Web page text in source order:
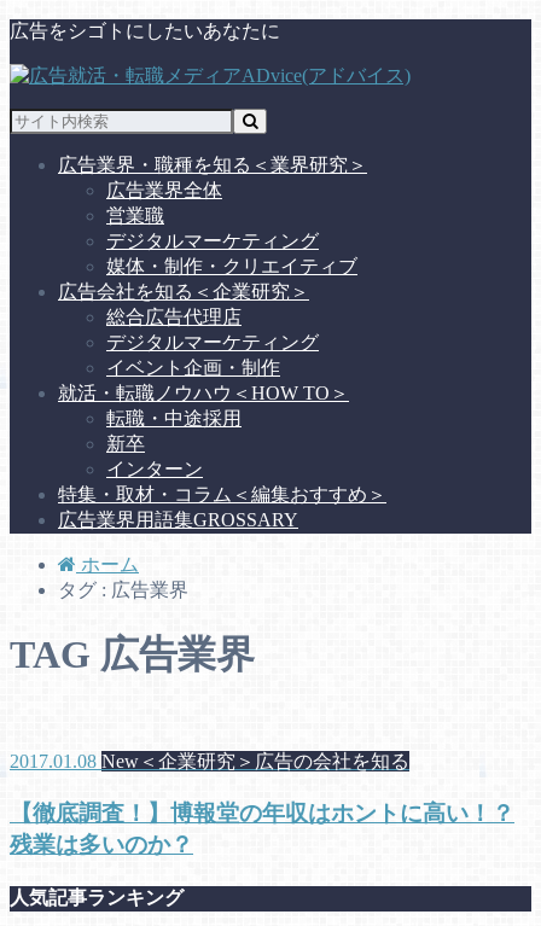
広告をシゴトにしたいあなたに
広告業界・職種を知る ＜業界研究＞
広告業界全体
営業職
デジタルマーケティング
媒体・制作・クリエイティブ
広告会社を知る ＜企業研究＞
総合広告代理店
デジタルマーケティング
イベント企画・制作
就活・転職ノウハウ ＜HOW TO＞
転職・中途採用
新卒
インターン
特集・取材・コラム ＜編集おすすめ＞
広告業界用語集GROSSARY
ホーム
タグ : 広告業界
TAG 広告業界
2017.01.08 New＜企業研究＞広告の会社を知る
【徹底調査！】博報堂の年収はホントに高い！？
残業は多いのか？
人気記事ランキング